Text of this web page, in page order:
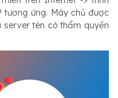
ứng. Máy chủ được
tên có thẩm quyền